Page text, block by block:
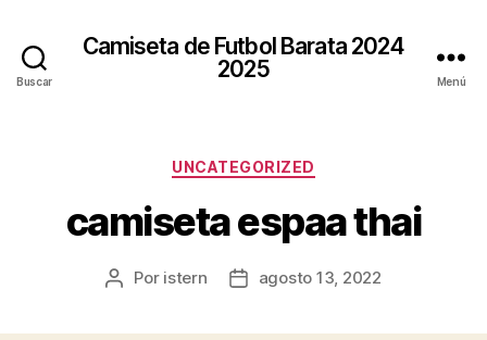
Buscar
Camiseta de Futbol Barata 2024
2025
Menú
Categorías
UNCATEGORIZED
camiseta espaa thai
Autor
Por istern
Fechaagosto 13, 2022